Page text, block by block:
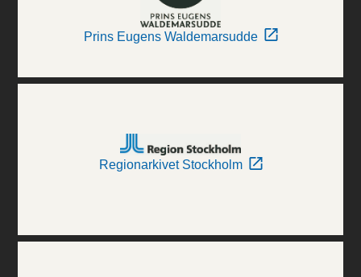
Prins Eugens Waldemarsudde
Regionarkivet Stockholm